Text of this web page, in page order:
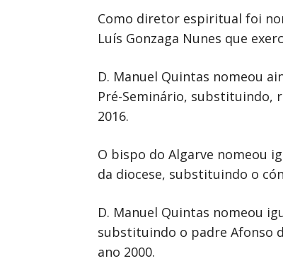
Como diretor espiritual foi
Luís Gonzaga Nunes que
D. Manuel Quintas nomeou
Pré-Seminário, substituindo,
2016.
O bispo do Algarve nomeou
da diocese, substituindo o
D. Manuel Quintas nomeou
substituindo o padre Afonso
ano 2000.